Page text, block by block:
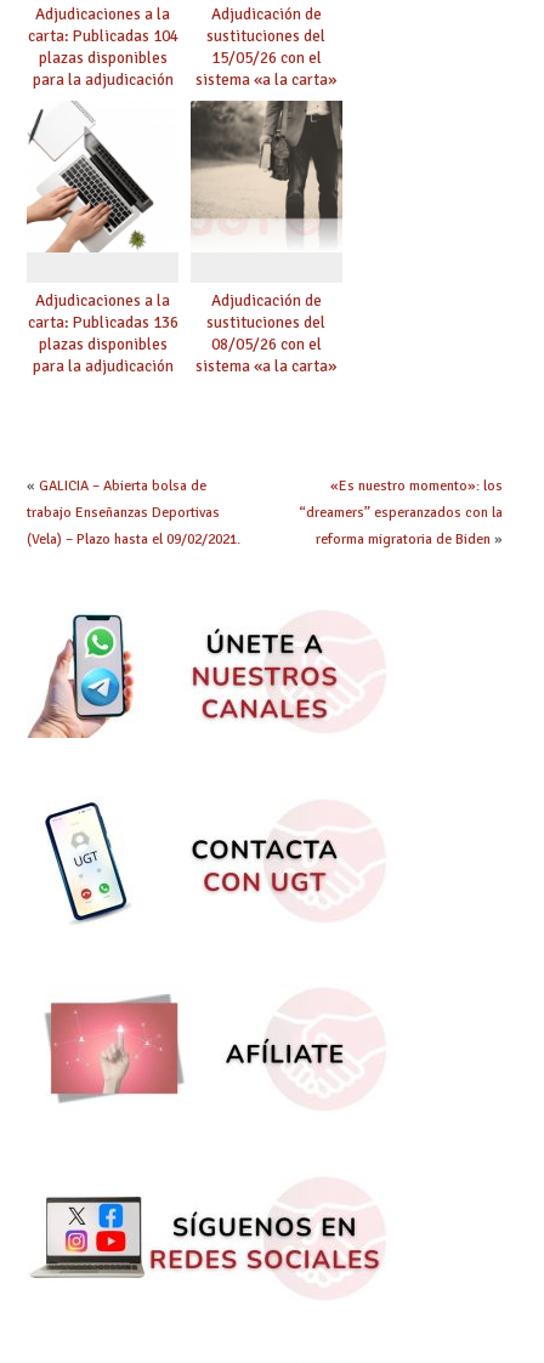
Adjudicaciones a la
carta: Publicadas 104
plazas disponibles
para la adjudicación
de mañana y abierto
plazo de solicitudes
Adjudicación de
sustituciones del
15/05/26 con el
sistema «a la carta»
conseguido con el
Acuerdo de Mejoras
Adjudicaciones a la
carta: Publicadas 136
plazas disponibles
para la adjudicación
Adjudicación de
sustituciones del
08/05/26 con el
sistema «a la carta»
« GALICIA – Abierta bolsa de
trabajo Enseñanzas Deportivas
(Vela) – Plazo hasta el 09/02/2021.
«Es nuestro momento»: los
“dreamers” esperanzados con la
reforma migratoria de Biden »